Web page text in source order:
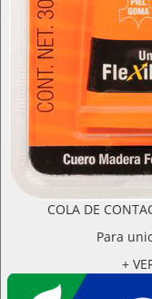
COLA DE
Para
+